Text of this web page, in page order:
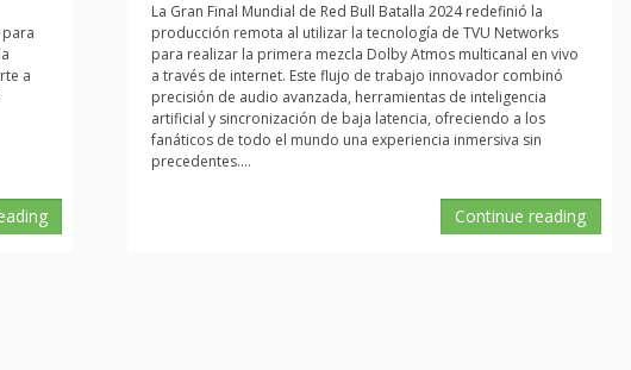
a
La Gran Final Mundial de Red Bull Batalla 2024 redefinió la
producción remota al utilizar la tecnología de TVU Networks
para realizar la primera mezcla Dolby Atmos multicanal en vivo
a través de internet. Este flujo de trabajo innovador combinó
precisión de audio avanzada, herramientas de inteligencia
artificial y sincronización de baja latencia, ofreciendo a los
fanáticos de todo el mundo una experiencia inmersiva sin
precedentes....
Continue reading